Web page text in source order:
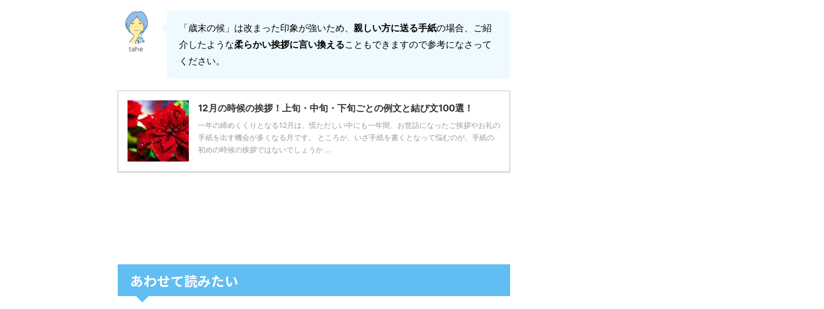
tahe
「歳末の候」は改まった印象が強いため、 親しい方に送る手紙の場合、ご紹
介したような柔らかい挨拶に言い換えることもできますので参考になさって
ください。
12月の時候の挨拶！上旬・中旬・下旬ごとの例文と結び文100選！
一年の締めくくりとなる12月は、慌ただしい中にも一年間、お世話になったご挨拶やお礼の
手紙を出す機会が多くなる月です。 ところが、いざ手紙を書くとなって悩むのが、手紙の
初めの時候の挨拶ではないでしょうか ...
あわせて読みたい